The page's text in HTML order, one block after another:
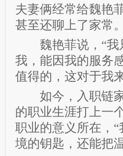
夫妻俩经常给魏艳
甚至还聊上了家常。
魏艳菲说，“我
我，能因我的服务
值得的，这对于我
如今，入职链家
的职业生涯打上一
职业的意义所在，
境的钥匙，还能把